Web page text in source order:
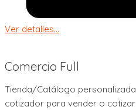
Ver detalles...
Comercio Full
Tienda/Catálogo
cotizador para vender o